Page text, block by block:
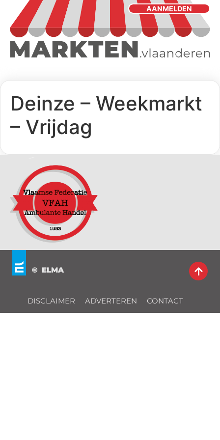
AANMELDEN
Deinze – Weekmarkt
– Vrijdag
© ELMA
DISCLAIMER ADVERTEREN CONTACT